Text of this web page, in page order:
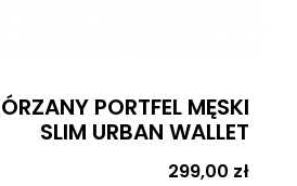
PORTFEL MĘSKI
SLIM URBAN WALLET
Cena
299,00 zł